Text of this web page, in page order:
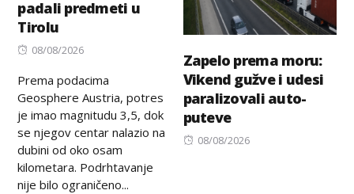
padali predmeti u
Tirolu
Posted
08/08/2026
Prema podacima
Geosphere Austria, potres
je imao magnitudu 3,5, dok
se njegov centar nalazio na
dubini od oko osam
kilometara. Podrhtavanje
nije bilo ograničeno...
Zapelo prema moru:
Vikend gužve i udesi
paralizovali auto-
puteve
Posted
08/08/2026